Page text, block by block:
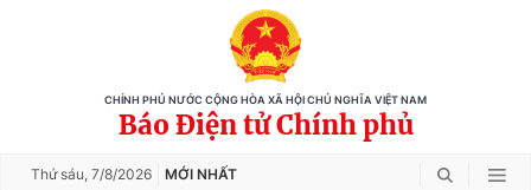
CHÍNH PHỦ NƯỚC CỘNG HÒA XÃ HỘI CHỦ NGHĨA VIỆT NAM
Báo Điện tử Chính phủ
Thứ sáu, 7/8/2026 MỚI NHẤT